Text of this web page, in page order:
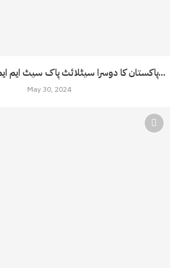
پاکستان کا دوسرا سیٹلائٹ پاک سیٹ ایم ایم 1 خلاء میں لانچ...
May 30, 2024